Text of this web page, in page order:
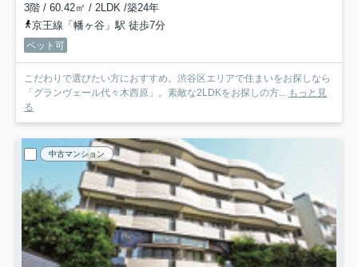
3階 / 60.42㎡ / 2LDK /築24年
京王線「幡ヶ谷」駅 徒歩7分
ペット可
こだわりで選びたい方におすすめ。渋谷区エリアで住まいをお探しなら
「グランヴェール代々木西原」。素敵な2LDKをお探しの方... もっと見
る
中古マンション